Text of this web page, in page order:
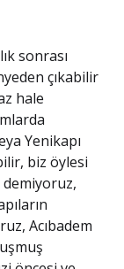
sonrası
çıkabilir
hale
Yenikapı
biz öylesi
Acıbadem